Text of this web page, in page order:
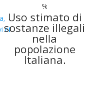
%
Uso stimato di
sostanze illegali
nella
popolazione
Italiana.